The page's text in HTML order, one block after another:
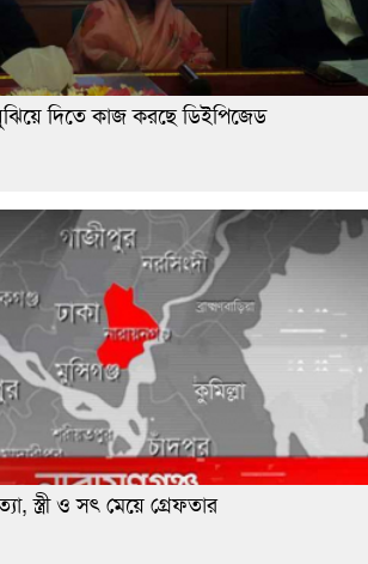
দিতে কাজ করছে ডিইপিজেড
স্ত্রী ও সৎ মেয়ে গ্রেফতার